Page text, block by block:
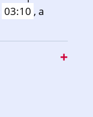
19:47
03:10 , а